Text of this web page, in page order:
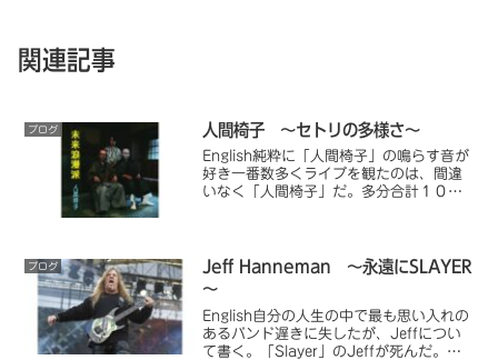
関連記事
ブログ 人間椅子 ～セトリの多様さ～
English純粋に「人間椅子」の鳴らす音が
好き一番数多くライブを観たのは、間違
いなく「人間椅子」だ。多分合計１０回
間椅子」を知るき...
ブログ
Jeff Hanneman ～永遠にSLAYER
～
English自分の人生の中で最も思い入れの
あるバンド遅きに失したが、Jeffについ
て書く。「Slayer」のJeffが死んだ。肝